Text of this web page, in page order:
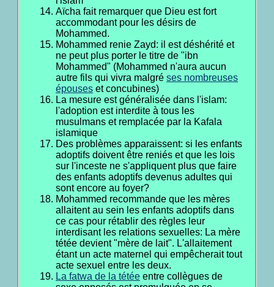
Aïcha fait remarquer que Dieu est fort
accommodant pour les désirs de
Mohammed.
Mohammed renie Zayd: il est déshérité et
ne peut plus porter le titre de "ibn
Mohammed" (Mohammed n'aura aucun
autre fils qui vivra malgré ses nombreuses
épouses et concubines)
La mesure est généralisée dans l'islam:
l'adoption est interdite à tous les
musulmans et remplacée par la Kafala
islamique
Des problèmes apparaissent: si les enfants
adoptifs doivent être reniés et que les lois
sur l'inceste ne s'appliquent plus que faire
des enfants adoptifs devenus adultes qui
sont encore au foyer?
Mohammed recommande que les mères
allaitent au sein les enfants adoptifs dans
ce cas pour rétablir des règles leur
interdisant les relations sexuelles: La mère
tétée devient "mère de lait". L'allaitement
étant un acte maternel qui empêcherait tout
acte sexuel entre les deux.
La fatwa de la tétée entre collègues de